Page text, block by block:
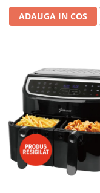
ADAUGA IN COS